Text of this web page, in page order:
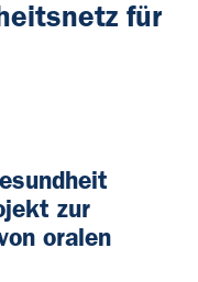
für
zur
oralen